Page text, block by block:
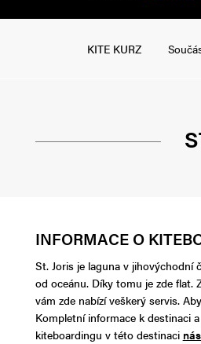
KITE KURZ
INFORMACE O
St. Joris je laguna v jihovýchodní
od oceánu. Díky tomu je zde flat.
vám zde nabízí veškerý servis.
Kompletní informace k destinaci
kiteboardingu v této destinaci